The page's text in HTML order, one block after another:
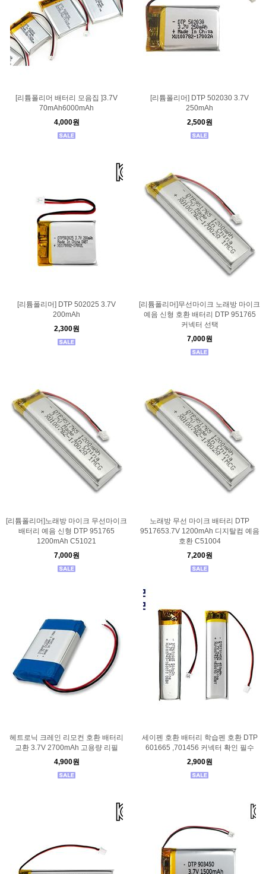
[리튬폴리머 배터리 모음집 ]3.7V
70mAh6000mAh
4,000원
[리튬폴리머] DTP 502030 3.7V
250mAh
2,500원
[리튬폴리머] DTP 502025 3.7V
200mAh
2,300원
[리튬폴리머]무선마이크 노래방 마이크
예음 신형 호환 배터리 DTP 951765
커넥터 선택
7,000원
[리튬폴리머]노래방 마이크 무선마이크
배터리 예음 신형 DTP 951765
1200mAh C51021
7,000원
노래방 무선 마이크 배터리 DTP
9517653.7V 1200mAh 디지탈컴 예음
호환 C51004
7,200원
헤트로닉 크레인 리모컨 호환 배터리
교환 3.7V 2700mAh 고용량 리필
4,900원
세이펜 호환 배터리 학습펜 호환 DTP
601665 ,701456 커넥터 확인 필수
2,900원